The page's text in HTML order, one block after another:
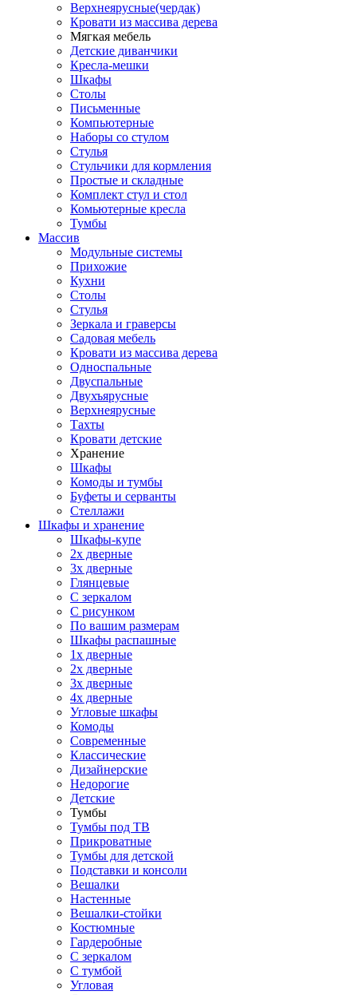
Верхнеярусные(чердак)
Кровати из массива дерева
Мягкая мебель
Детские диванчики
Кресла-мешки
Шкафы
Столы
Письменные
Компьютерные
Наборы со стулом
Стулья
Стульчики для кормления
Простые и складные
Комплект стул и стол
Комьютерные кресла
Тумбы
Массив
Модульные системы
Прихожие
Кухни
Столы
Стулья
Зеркала и граверсы
Садовая мебель
Кровати из массива дерева
Односпальные
Двуспальные
Двухъярусные
Верхнеярусные
Тахты
Кровати детские
Хранение
Шкафы
Комоды и тумбы
Буфеты и серванты
Стеллажи
Шкафы и хранение
Шкафы-купе
2х дверные
3х дверные
Глянцевые
С зеркалом
С рисунком
По вашим размерам
Шкафы распашные
1х дверные
2х дверные
3х дверные
4х дверные
Угловые шкафы
Комоды
Современные
Классические
Дизайнерские
Недорогие
Детские
Тумбы
Тумбы под ТВ
Прикроватные
Тумбы для детской
Подставки и консоли
Вешалки
Настенные
Вешалки-стойки
Костюмные
Гардеробные
С зеркалом
С тумбой
Угловая